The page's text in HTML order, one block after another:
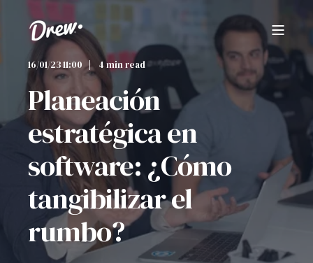
16/01/23 11:00 4 min read
Planeación
estratégica en
software: ¿Cómo
tangibilizar el
rumbo?